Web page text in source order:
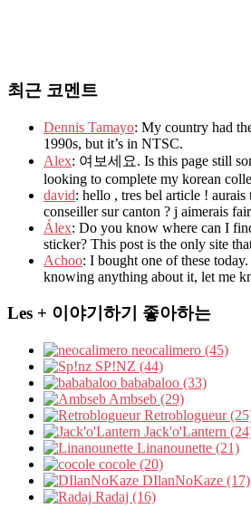
최근 코멘트
Dennis Tamayo: My country had
1990s, but it’s in NTSC.
Alex: 여보세요. Is this page still
looking to complete my korean
david: hello , tres bel article ! aurais
conseiller sur canton ? j aimerais
Álex: Do you know where can I
sticker? This post is the only site
Achoo: I bought one of these
knowing anything about it, let me
Les + 이야기하기 좋아하는
neocalimero (45)
SP!NZ (44)
bababaloo (33)
Ambseb (29)
Retroblogueur
Jack'o'Lantern
Linanounette (21)
cocole (20)
DIlanNoKaze (17)
Radaj (16)